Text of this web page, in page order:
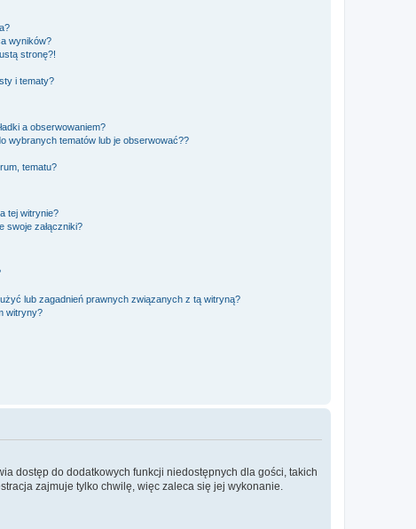
wyników?
stronę?!
i tematy?
a obserwowaniem?
wybranych tematów lub je obserwować??
tematu?
tej witrynie?
swoje załączniki?
lub zagadnień prawnych związanych z tą witryną?
witryny?
dostęp do dodatkowych funkcji niedostępnych dla gości, takich
zajmuje tylko chwilę, więc zaleca się jej wykonanie.